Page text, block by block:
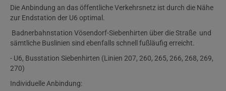
Die Anbindung an das öffentliche Verkehrsnetz ist durch die Nähe
zur Endstation der U6 optimal.
Badnerbahnstation Vösendorf-Siebenhirten über die Straße und
sämtliche Buslinien sind ebenfalls schnell fußläufig erreicht.
- U6, Busstation Siebenhirten (Linien 207, 260, 265, 266, 268, 269,
270)
Individuelle Anbindung: